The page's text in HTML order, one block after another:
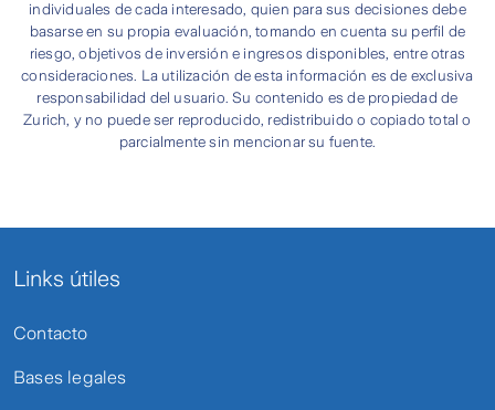
individuales de cada interesado, quien para sus decisiones debe
basarse en su propia evaluación, tomando en cuenta su perfil de
riesgo, objetivos de inversión e ingresos disponibles, entre otras
consideraciones. La utilización de esta información es de exclusiva
responsabilidad del usuario. Su contenido es de propiedad de
Zurich, y no puede ser reproducido, redistribuido o copiado total o
parcialmente sin mencionar su fuente.
Links útiles
Contacto
Bases legales